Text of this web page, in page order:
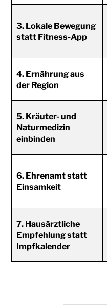
3. Lokale Bewegung
statt Fitness-App
4. Ernährung aus
der Region
5. Kräuter- und
Naturmedizin
einbinden
6. Ehrenamt statt
Einsamkeit
7. Hausärztliche
Empfehlung statt
Impfkalender